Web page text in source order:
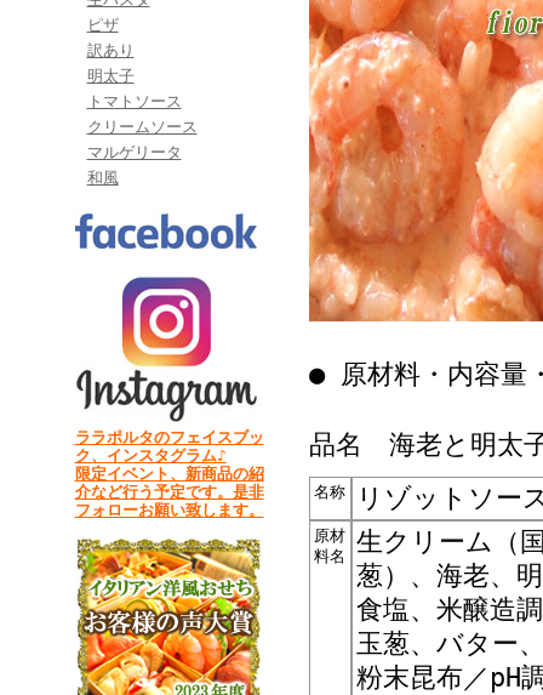
ピザ
訳あり
明太子
トマトソース
クリームソース
マルゲリータ
和風
ララポルタのフェイスブッ
ク、インスタグラム♪
限定イベント、新商品の紹
介など行う予定です。是非
フォローお願い致します。
● 原材料・内容量
品名 海老と明太
名称 リゾットソー
原材
料名
生クリーム（
葱）、海老、
食塩、米醸造
玉葱、バター
粉末昆布／pH